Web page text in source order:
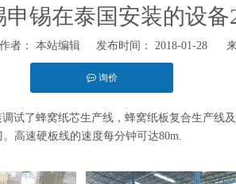
申锡在泰国安装的设备
： 本站编辑 发布时间： 2018-01-28 来
询价
了蜂窝纸芯生产线，蜂窝纸板复合生产线
高速硬板线的速度每分钟可达80m.